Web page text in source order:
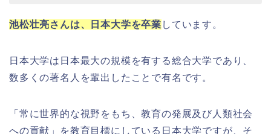
池松壮亮さんは、日本大学を卒業 しています。
日本大学は日本最大の規模を有する総合大学であり、
数多くの著名人を輩出したことで有名です。
「常に世界的な視野をもち、教育の発展及び人類社会
への貢献」を教育目標にしている日本大学ですが、そ